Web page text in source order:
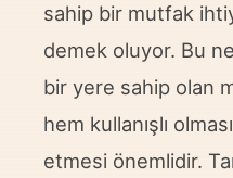
sahip bir mutfak
demek oluyor. Bu
bir yere sahip olan
hem kullanışlı
etmesi önemlidir.